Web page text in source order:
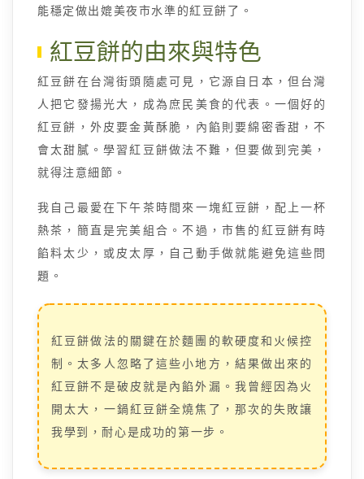
能穩定做出媲美夜市水準的紅豆餅了。
紅豆餅的由來與特色
紅豆餅在台灣街頭隨處可見，它源自日本，但台灣
人把它發揚光大，成為庶民美食的代表。一個好的
紅豆餅，外皮要金黃酥脆，內餡則要綿密香甜，不
會太甜膩。學習紅豆餅做法不難，但要做到完美，
就得注意細節。
我自己最愛在下午茶時間來一塊紅豆餅，配上一杯
熱茶，簡直是完美組合。不過，市售的紅豆餅有時
餡料太少，或皮太厚，自己動手做就能避免這些問
題。
紅豆餅做法的關鍵在於麵團的軟硬度和火候控
制。太多人忽略了這些小地方，結果做出來的
紅豆餅不是破皮就是內餡外漏。我曾經因為火
開太大，一鍋紅豆餅全燒焦了，那次的失敗讓
我學到，耐心是成功的第一步。